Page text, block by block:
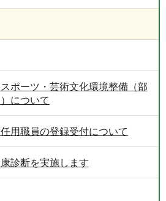
ポーツ・芸術文化環境整備（部
について
用職員の登録受付について
診断を実施します